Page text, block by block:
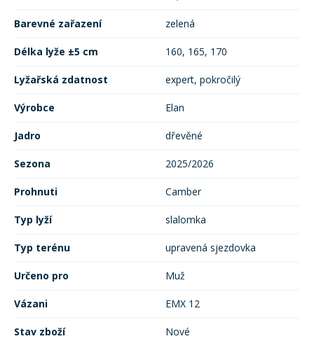
Barevné zařazení zelená
Délka lyže ±5 cm 160, 165, 170
Lyžařská zdatnost expert, pokročilý
Výrobce Elan
Jadro dřevěné
Sezona 2025/2026
Prohnuti Camber
Typ lyží slalomka
Typ terénu upravená sjezdovka
Určeno pro Muž
Vázani EMX 12
Stav zboží Nové